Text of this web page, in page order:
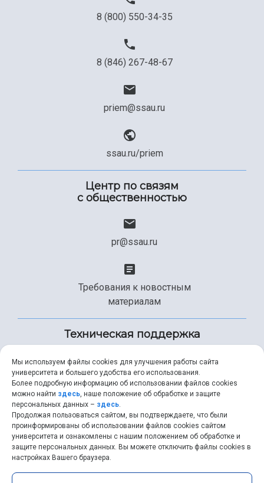
8 (800) 550-34-35
8 (846) 267-48-67
priem@ssau.ru
ssau.ru/priem
Центр по связям
с общественностью
pr@ssau.ru
Требования к новостным
материалам
Техническая поддержка
+7 (846) 267-49-99
help@ssau.ru
Мы используем файлы cookies для улучшения работы сайта
университета и большего удобства его использования.
Более подробную информацию об использовании файлов cookies
можно найти здесь, наше положение об обработке и защите
персональных данных – здесь.
Продолжая пользоваться сайтом, вы подтверждаете, что были
проинформированы об использовании файлов cookies сайтом
университета и ознакомлены с нашим положением об обработке и
защите персональных данных. Вы можете отключить файлы cookies в
настройках Вашего браузера.